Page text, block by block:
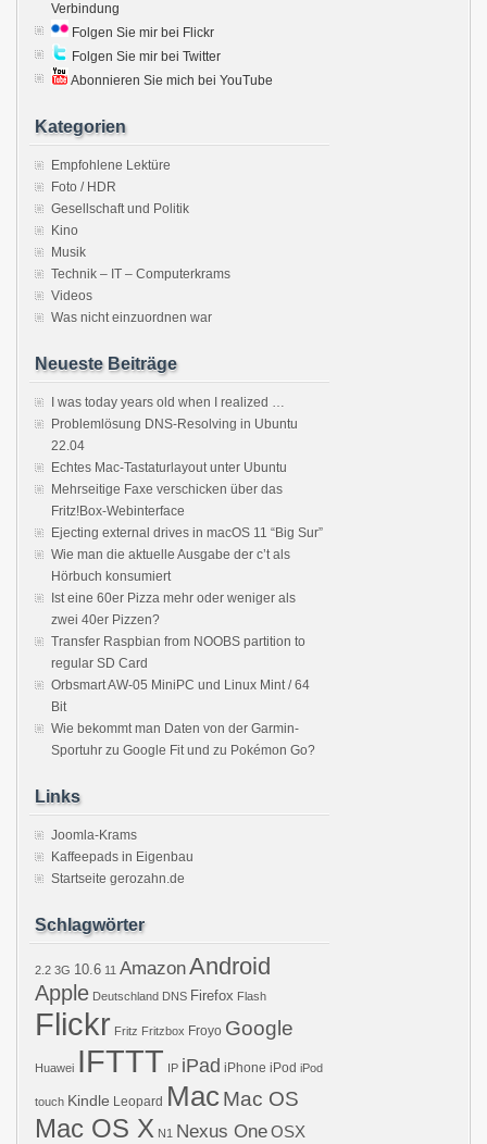
Verbindung
Folgen Sie mir bei Flickr
Folgen Sie mir bei Twitter
Abonnieren Sie mich bei YouTube
Kategorien
Empfohlene Lektüre
Foto / HDR
Gesellschaft und Politik
Kino
Musik
Technik – IT – Computerkrams
Videos
Was nicht einzuordnen war
Neueste Beiträge
I was today years old when I realized …
Problemlösung DNS-Resolving in Ubuntu
22.04
Echtes Mac-Tastaturlayout unter Ubuntu
Mehrseitige Faxe verschicken über das
Fritz!Box-Webinterface
Ejecting external drives in macOS 11 “Big Sur”
Wie man die aktuelle Ausgabe der c’t als
Hörbuch konsumiert
Ist eine 60er Pizza mehr oder weniger als
zwei 40er Pizzen?
Transfer Raspbian from NOOBS partition to
regular SD Card
Orbsmart AW-05 MiniPC und Linux Mint / 64
Bit
Wie bekommt man Daten von der Garmin-
Sportuhr zu Google Fit und zu Pokémon Go?
Links
Joomla-Krams
Kaffeepads in Eigenbau
Startseite gerozahn.de
Schlagwörter
2.2 3G 10.6 11 AmazonAndroid
Apple Deutschland DNS Firefox Flash
Flickr Fritz Fritzbox Froyo Google
Huawei IFTTT IP iPad iPhone iPod iPod
touch Kindle Leopard MacMac OS
Mac OS X N1 Nexus OneOSX